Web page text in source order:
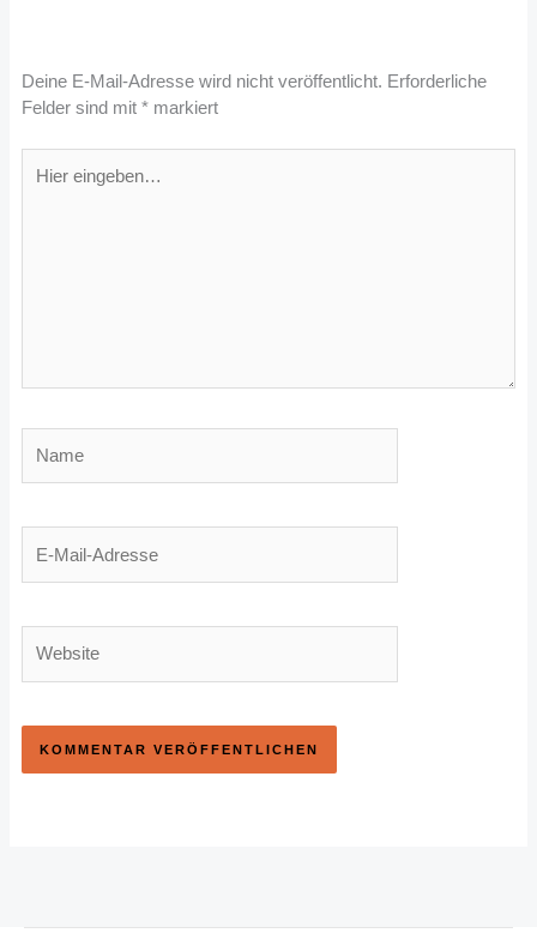
Deine E-Mail-Adresse wird nicht veröffentlicht. Erforderliche
Felder sind mit* markiert
Hier
eingeben…
Name
E-
Mail-
Adresse
Website